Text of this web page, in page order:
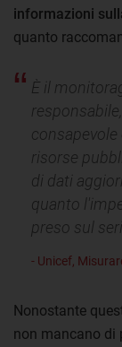
informazioni
quanto
È il
risorse
di dati
quanto
preso sul
- Unicef,
Nonostante
non mancano di